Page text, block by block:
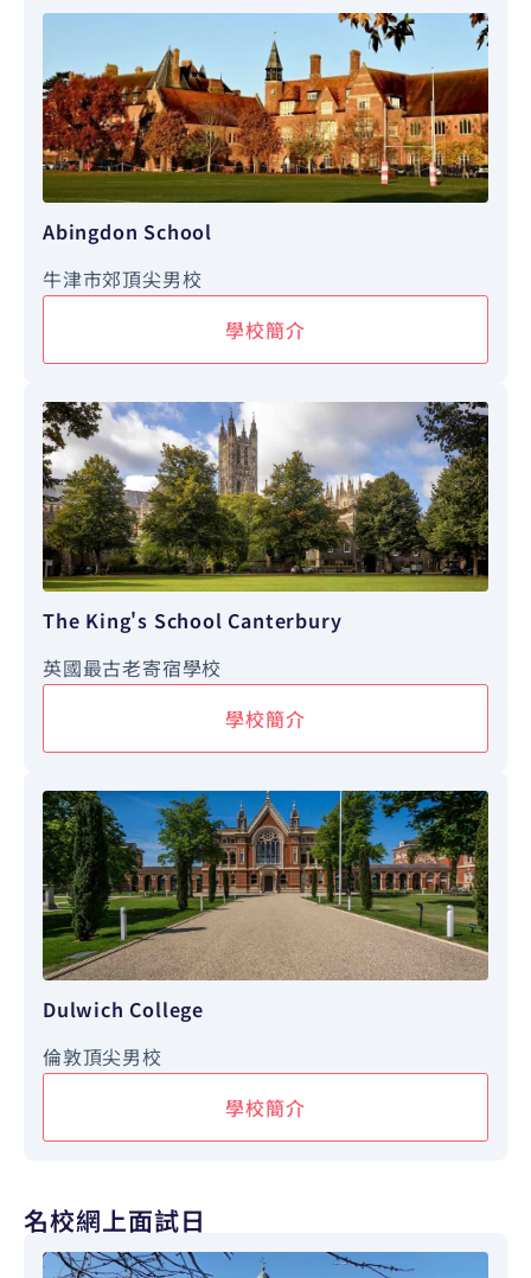
Abingdon School
牛津市郊頂尖男校
學校簡介
The King's School Canterbury
英國最古老寄宿學校
學校簡介
Dulwich College
倫敦頂尖男校
學校簡介
名校網上面試日